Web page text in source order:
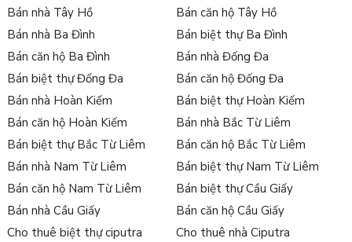
Bán nhà Tây Hồ
Bán căn hộ Tây Hồ
Bán nhà Ba Đình
Bán biệt thự Ba Đình
Bán căn hộ Ba Đình
Bán nhà Đống Đa
Bán biệt thự Đống Đa
Bán căn hộ Đống Đa
Bán nhà Hoàn Kiếm
Bán biệt thự Hoàn Kiếm
Bán căn hộ Hoàn Kiếm
Bán nhà Bắc Từ Liêm
Bán biệt thự Bắc Từ Liêm
Bán căn hộ Bắc Từ Liêm
Bán nhà Nam Từ Liêm
Bán biệt thự Nam Từ Liêm
Bán căn hộ Nam Từ Liêm
Bán biệt thự Cầu Giấy
Bán nhà Cầu Giấy
Bán căn hộ Cầu Giấy
Cho thuê biệt thự ciputra
Cho thuê nhà Ciputra